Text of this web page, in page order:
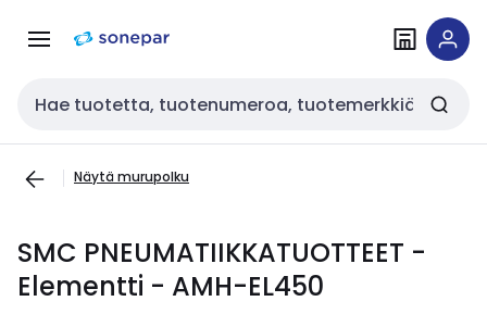
navigointiinsisältöön
Haku
Näytä murupolku
SMC PNEUMATIIKKATUOTTEET -
Elementti - AMH-EL450